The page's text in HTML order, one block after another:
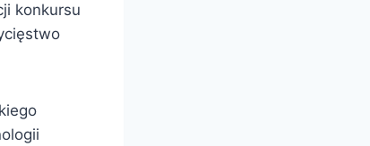
konkursu